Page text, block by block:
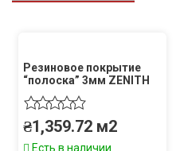
Резиновое покрытие
“полоска” 3мм ZENITH
₴1,359.72 м2
Есть в наличии